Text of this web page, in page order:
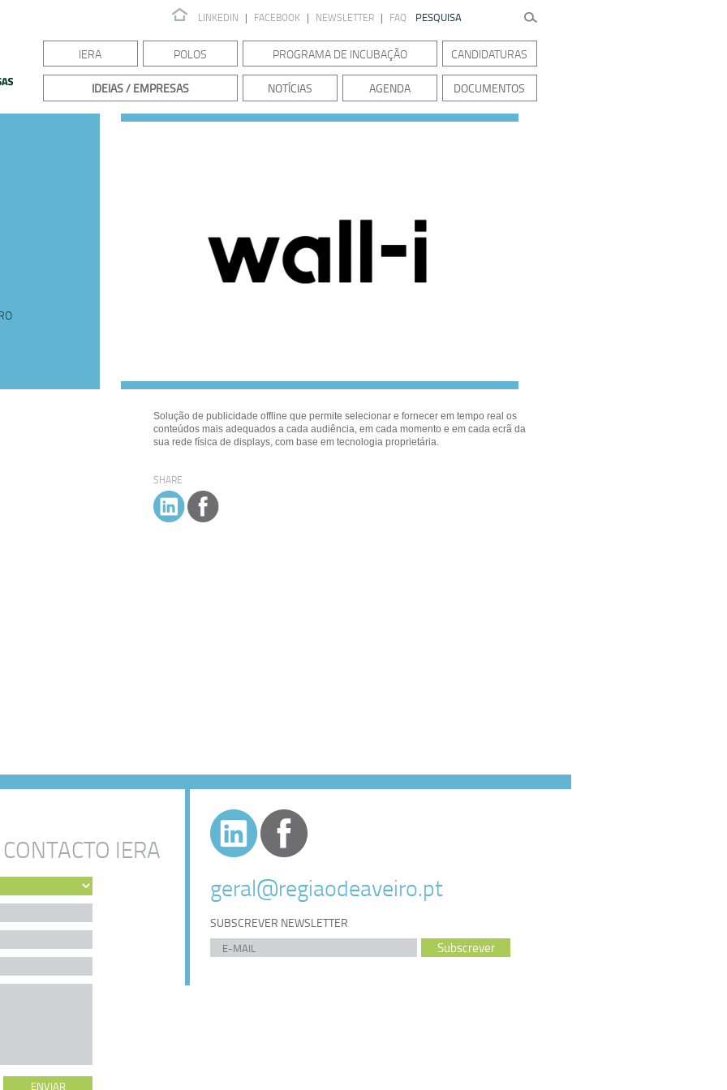
LINKEDIN | FACEBOOK | NEWSLETTER | FAQ
IERA POLOS PROGRAMA DE INCUBAÇÃO CANDIDATURAS
IDEIAS / EMPRESAS NOTÍCIAS AGENDA DOCUMENTOS
Solução de publicidade offline que permite selecionar e fornecer em tempo real os
conteúdos mais adequados a cada audiência, em cada momento e em cada ecrã da
sua rede física de displays, com base em tecnologia proprietária.
SHARE
IERA
geral@regiaodeaveiro.pt
SUBSCREVER NEWSLETTER